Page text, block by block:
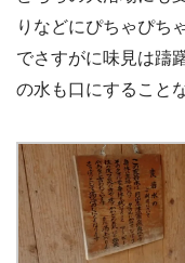
りなどにぴちゃぴち
でさすがに味見は躊
の水も口にすること